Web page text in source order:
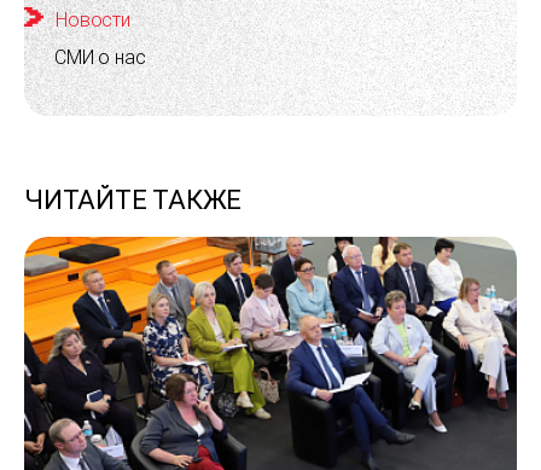
Новости
СМИ о нас
ЧИТАЙТЕ ТАКЖЕ